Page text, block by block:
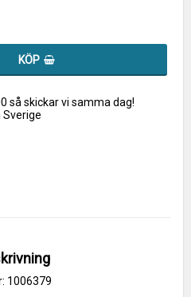
KÖP
så skickar vi samma dag!
1006379